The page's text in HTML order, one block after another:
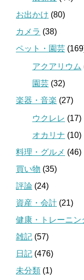
お出かけ (80)
カメラ (38)
ペット・園芸
アクアリウム
園芸 (32)
楽器・音楽 (27)
ウクレレ (17)
オカリナ (10)
料理・グルメ (46)
買い物 (35)
評論 (24)
資産・会計 (21)
健康・トレーニン
雑記 (57)
日記 (476)
未分類 (1)